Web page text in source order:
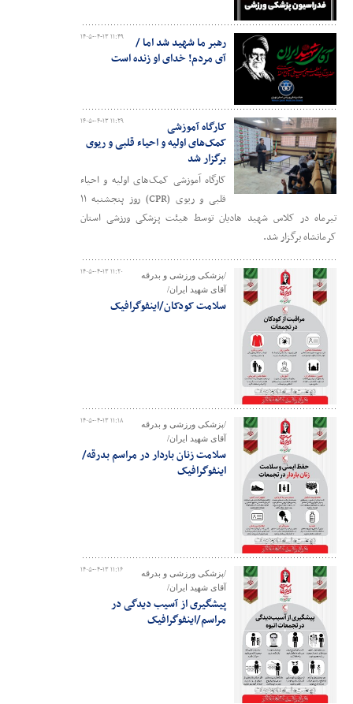
۱۴۰۵-۰۴-۱۳ ۱۱:۴۹
رهبر ما شهید شد اما /
آی مردم! خدای او زنده است
۱۴۰۵-۰۴-۱۳ ۱۱:۲۹
کارگاه آموزشی
کمک‌های اولیه و احیاء قلبی و ریوی
برگزار شد
کارگاه آموزشی کمک‌های اولیه و احیاء
قلبی و ریوی (CPR) روز پنجشنبه ۱۱
تیرماه در کلاس شهید هادیان توسط هیئت پزشکی ورزشی استان
کرمانشاه برگزار شد.
۱۴۰۵-۰۴-۱۳ ۱۱:۲۰
/پزشکی ورزشی و بدرقه
آقای شهید ایران/
سلامت کودکان/اینفوگرافیک
۱۴۰۵-۰۴-۱۳ ۱۱:۱۸
/پزشکی ورزشی و بدرقه
آقای شهید ایران/
سلامت زنان باردار در مراسم بدرقه/
اینفوگرافیک
۱۴۰۵-۰۴-۱۳ ۱۱:۱۶
/پزشکی ورزشی و بدرقه
آقای شهید ایران/
پیشگیری از آسیب دیدگی در
مراسم/اینفوگرافیک